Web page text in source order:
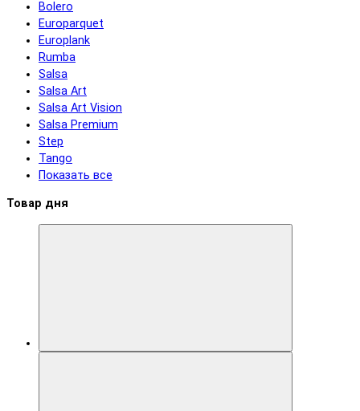
Bolero
Europarquet
Europlank
Rumba
Salsa
Salsa Art
Salsa Art Vision
Salsa Premium
Step
Tango
Показать все
Товар дня